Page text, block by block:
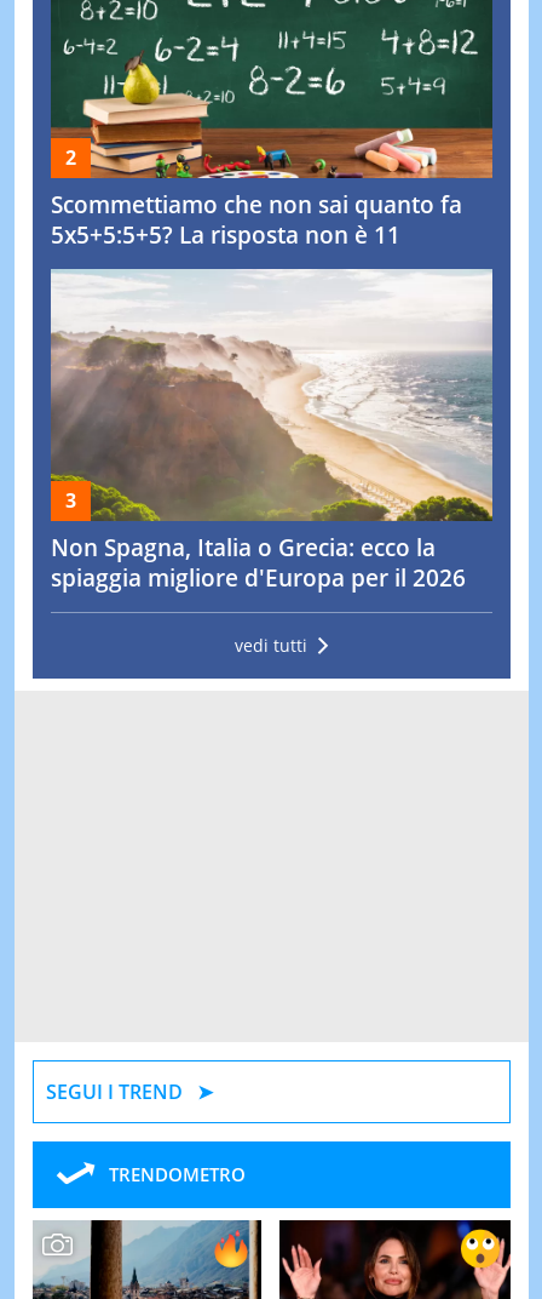
Scommettiamo che non sai quanto fa
5x5+5:5+5? La risposta non è 11
Non Spagna, Italia o Grecia: ecco la
spiaggia migliore d'Europa per il 2026
vedi tutti
SEGUI I TREND
TRENDOMETRO